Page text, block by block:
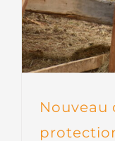
Nouveau